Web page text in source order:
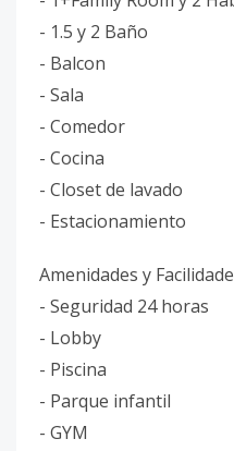
- 1.5 y 2 Baño
- Balcon
- Sala
- Comedor
- Cocina
- Closet de lavado
- Estacionamiento
Amenidades y
- Seguridad 24 horas
- Lobby
- Piscina
- Parque infantil
- GYM